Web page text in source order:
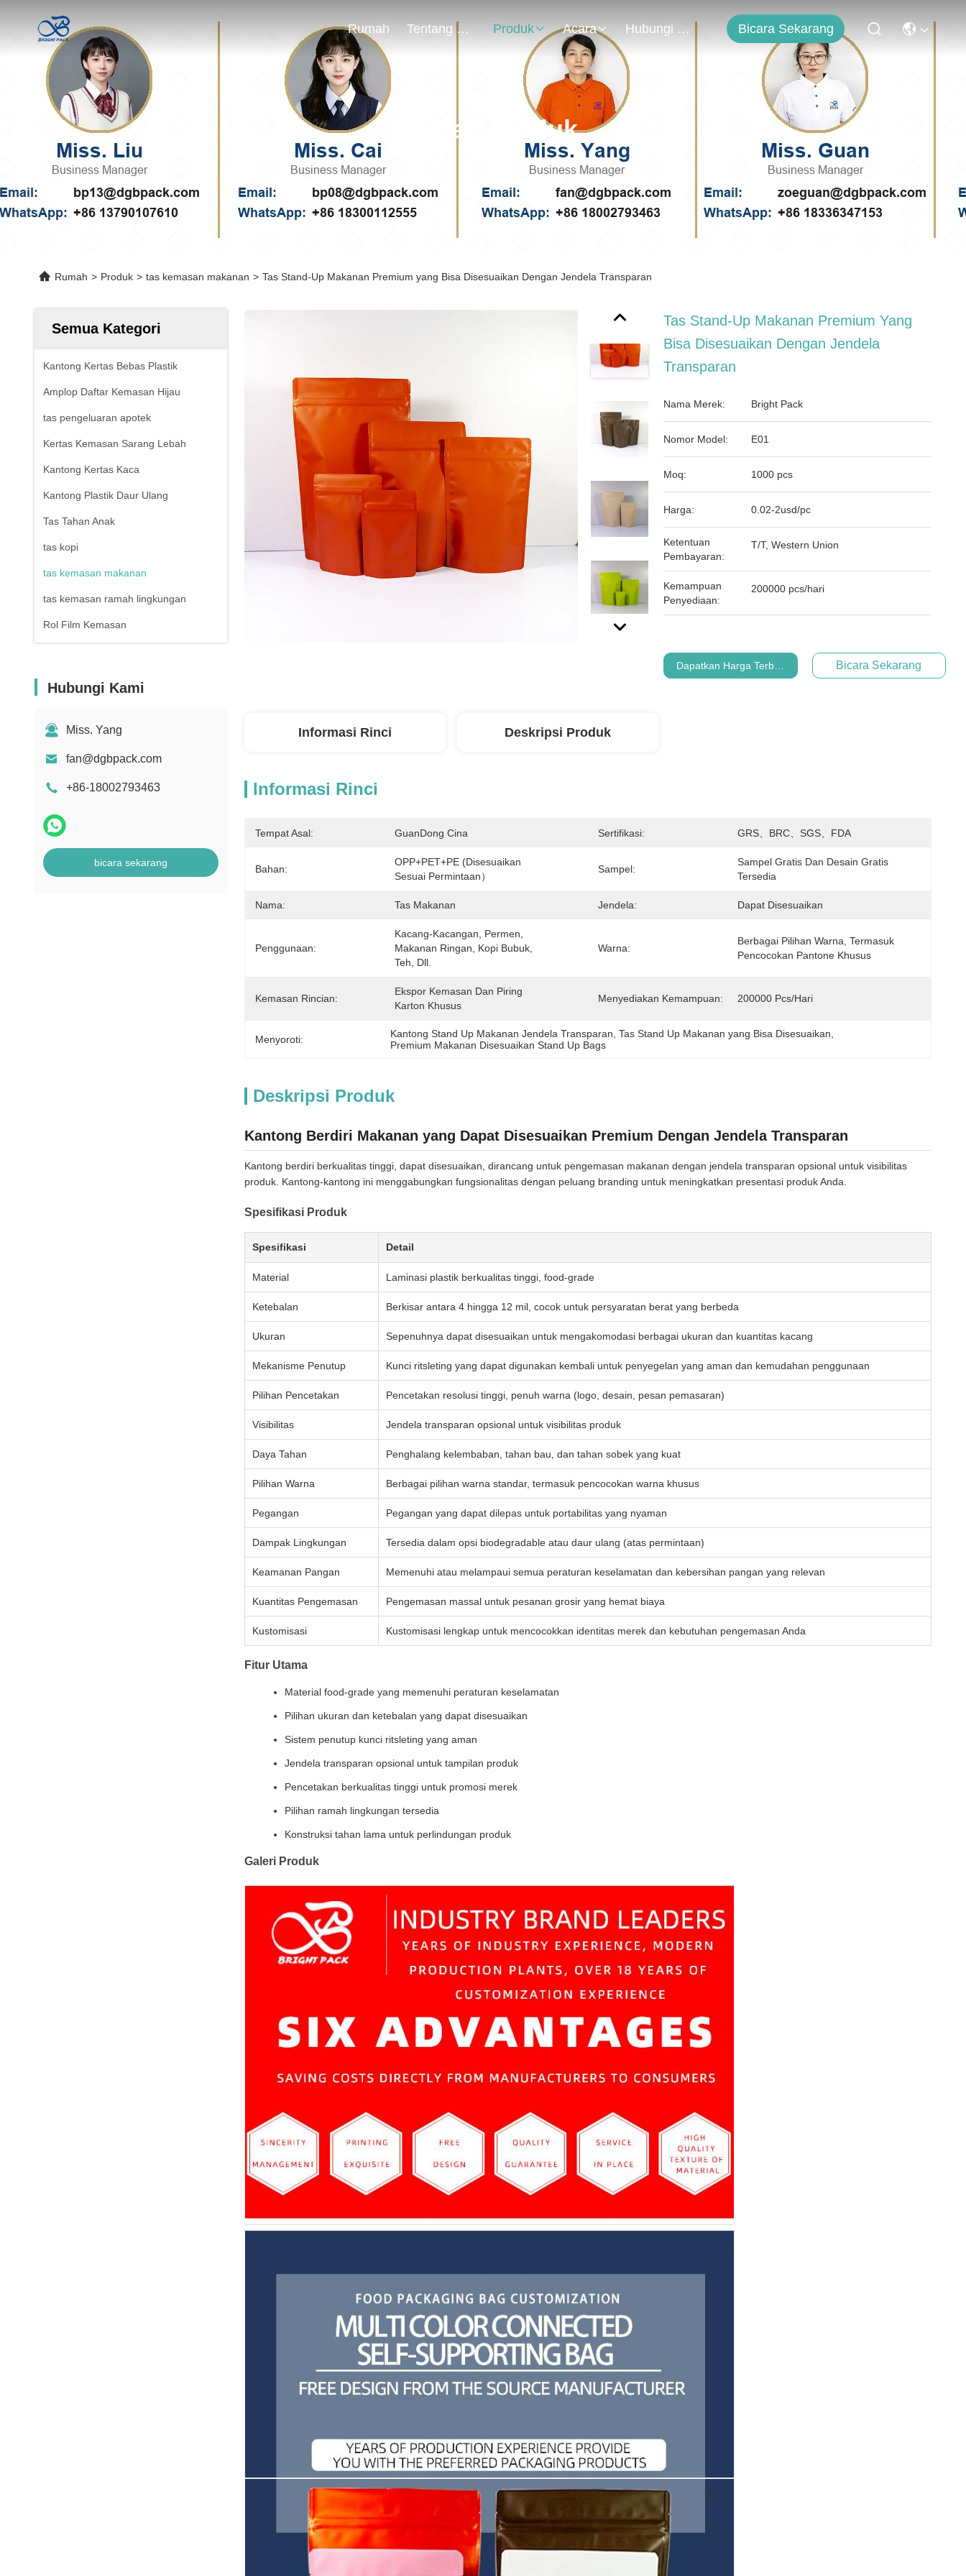
Rumah Tentang Kami Produk Acara Hubungi Kami Bicara Sekarang
Rincian Produk
Rumah > Produk > tas kemasan makanan > Tas Stand-Up Makanan Premium yang Bisa Disesuaikan Dengan Jendela Transparan
Semua Kategori
Kantong Kertas Bebas Plastik
Amplop Daftar Kemasan Hijau
tas pengeluaran apotek
Kertas Kemasan Sarang Lebah
Kantong Kertas Kaca
Kantong Plastik Daur Ulang
Tas Tahan Anak
tas kopi
tas kemasan makanan
tas kemasan ramah lingkungan
Rol Film Kemasan
Hubungi Kami
Miss. Yang
fan@dgbpack.com
+86-18002793463
bicara sekarang
Tas Stand-Up Makanan Premium Yang
Bisa Disesuaikan Dengan Jendela
Transparan
Nama Merek: Bright Pack
Nomor Model: E01
Moq: 1000 pcs
Harga: 0.02-2usd/pc
Ketentuan
Pembayaran:
T/T, Western Union
Kemampuan
Penyediaan:
200000 pcs/hari
Dapatkan Harga Terbaik Bicara Sekarang
Informasi Rinci Deskripsi Produk
Informasi Rinci
Tempat Asal: GuanDong Cina Sertifikasi: GRS、BRC、SGS、FDA
Bahan:
OPP+PET+PE (Disesuaikan
Sesuai Permintaan）
Sampel:
Sampel Gratis Dan Desain Gratis
Tersedia
Nama: Tas Makanan Jendela: Dapat Disesuaikan
Penggunaan:
Kacang-Kacangan, Permen,
Makanan Ringan, Kopi Bubuk,
Teh, Dll.
Warna:
Berbagai Pilihan Warna, Termasuk
Pencocokan Pantone Khusus
Kemasan Rincian:
Ekspor Kemasan Dan Piring
Karton Khusus
Menyediakan Kemampuan: 200000 Pcs/hari
Menyoroti: Kantong Stand Up Makanan Jendela Transparan , Tas Stand Up Makanan yang Bisa Disesuaikan
Premium Makanan Disesuaikan Stand Up Bags
Deskripsi Produk
Kantong Berdiri Makanan yang Dapat Disesuaikan Premium Dengan Jendela Transparan
Kantong berdiri berkualitas tinggi, dapat disesuaikan, dirancang untuk pengemasan makanan dengan jendela transparan opsional untuk visibilitas
produk. Kantong-kantong ini menggabungkan fungsionalitas dengan peluang branding untuk meningkatkan presentasi produk Anda.
Spesifikasi Produk
Spesifikasi Detail
Material Laminasi plastik berkualitas tinggi, food-grade
Ketebalan Berkisar antara 4 hingga 12 mil, cocok untuk persyaratan berat yang berbeda
Ukuran Sepenuhnya dapat disesuaikan untuk mengakomodasi berbagai ukuran dan kuantitas kacang
Mekanisme Penutup Kunci ritsleting yang dapat digunakan kembali untuk penyegelan yang aman dan kemudahan penggunaan
Pilihan Pencetakan Pencetakan resolusi tinggi, penuh warna (logo, desain, pesan pemasaran)
Visibilitas Jendela transparan opsional untuk visibilitas produk
Daya Tahan Penghalang kelembaban, tahan bau, dan tahan sobek yang kuat
Pilihan Warna Berbagai pilihan warna standar, termasuk pencocokan warna khusus
Pegangan Pegangan yang dapat dilepas untuk portabilitas yang nyaman
Dampak Lingkungan Tersedia dalam opsi biodegradable atau daur ulang (atas permintaan)
Keamanan Pangan Memenuhi atau melampaui semua peraturan keselamatan dan kebersihan pangan yang relevan
Kuantitas Pengemasan Pengemasan massal untuk pesanan grosir yang hemat biaya
Kustomisasi Kustomisasi lengkap untuk mencocokkan identitas merek dan kebutuhan pengemasan Anda
Fitur Utama
Material food-grade yang memenuhi peraturan keselamatan
Pilihan ukuran dan ketebalan yang dapat disesuaikan
Sistem penutup kunci ritsleting yang aman
Jendela transparan opsional untuk tampilan produk
Pencetakan berkualitas tinggi untuk promosi merek
Pilihan ramah lingkungan tersedia
Konstruksi tahan lama untuk perlindungan produk
Galeri Produk